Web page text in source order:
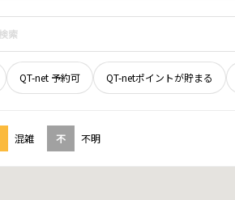
QT-net 予約可 QT-netポイントが貯まる
混雑 不 不明